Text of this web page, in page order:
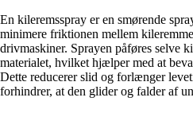
En kileremsspray er en smørende
minimere friktionen mellem
drivmaskiner. Sprayen påføres selve
materialet, hvilket hjælper med at
Dette reducerer slid og forlænger
forhindrer, at den glider og falder af